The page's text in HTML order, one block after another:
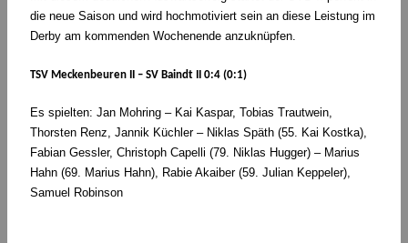
die neue Saison und wird hochmotiviert sein an diese Leistung im
Derby am kommenden Wochenende anzuknüpfen.
TSV Meckenbeuren II – SV Baindt II 0:4 (0:1)
Es spielten: Jan Mohring – Kai Kaspar, Tobias Trautwein,
Thorsten Renz, Jannik Küchler – Niklas Späth (55. Kai Kostka),
Fabian Gessler, Christoph Capelli (79. Niklas Hugger) – Marius
Hahn (69. Marius Hahn), Rabie Akaiber (59. Julian Keppeler),
Samuel Robinson